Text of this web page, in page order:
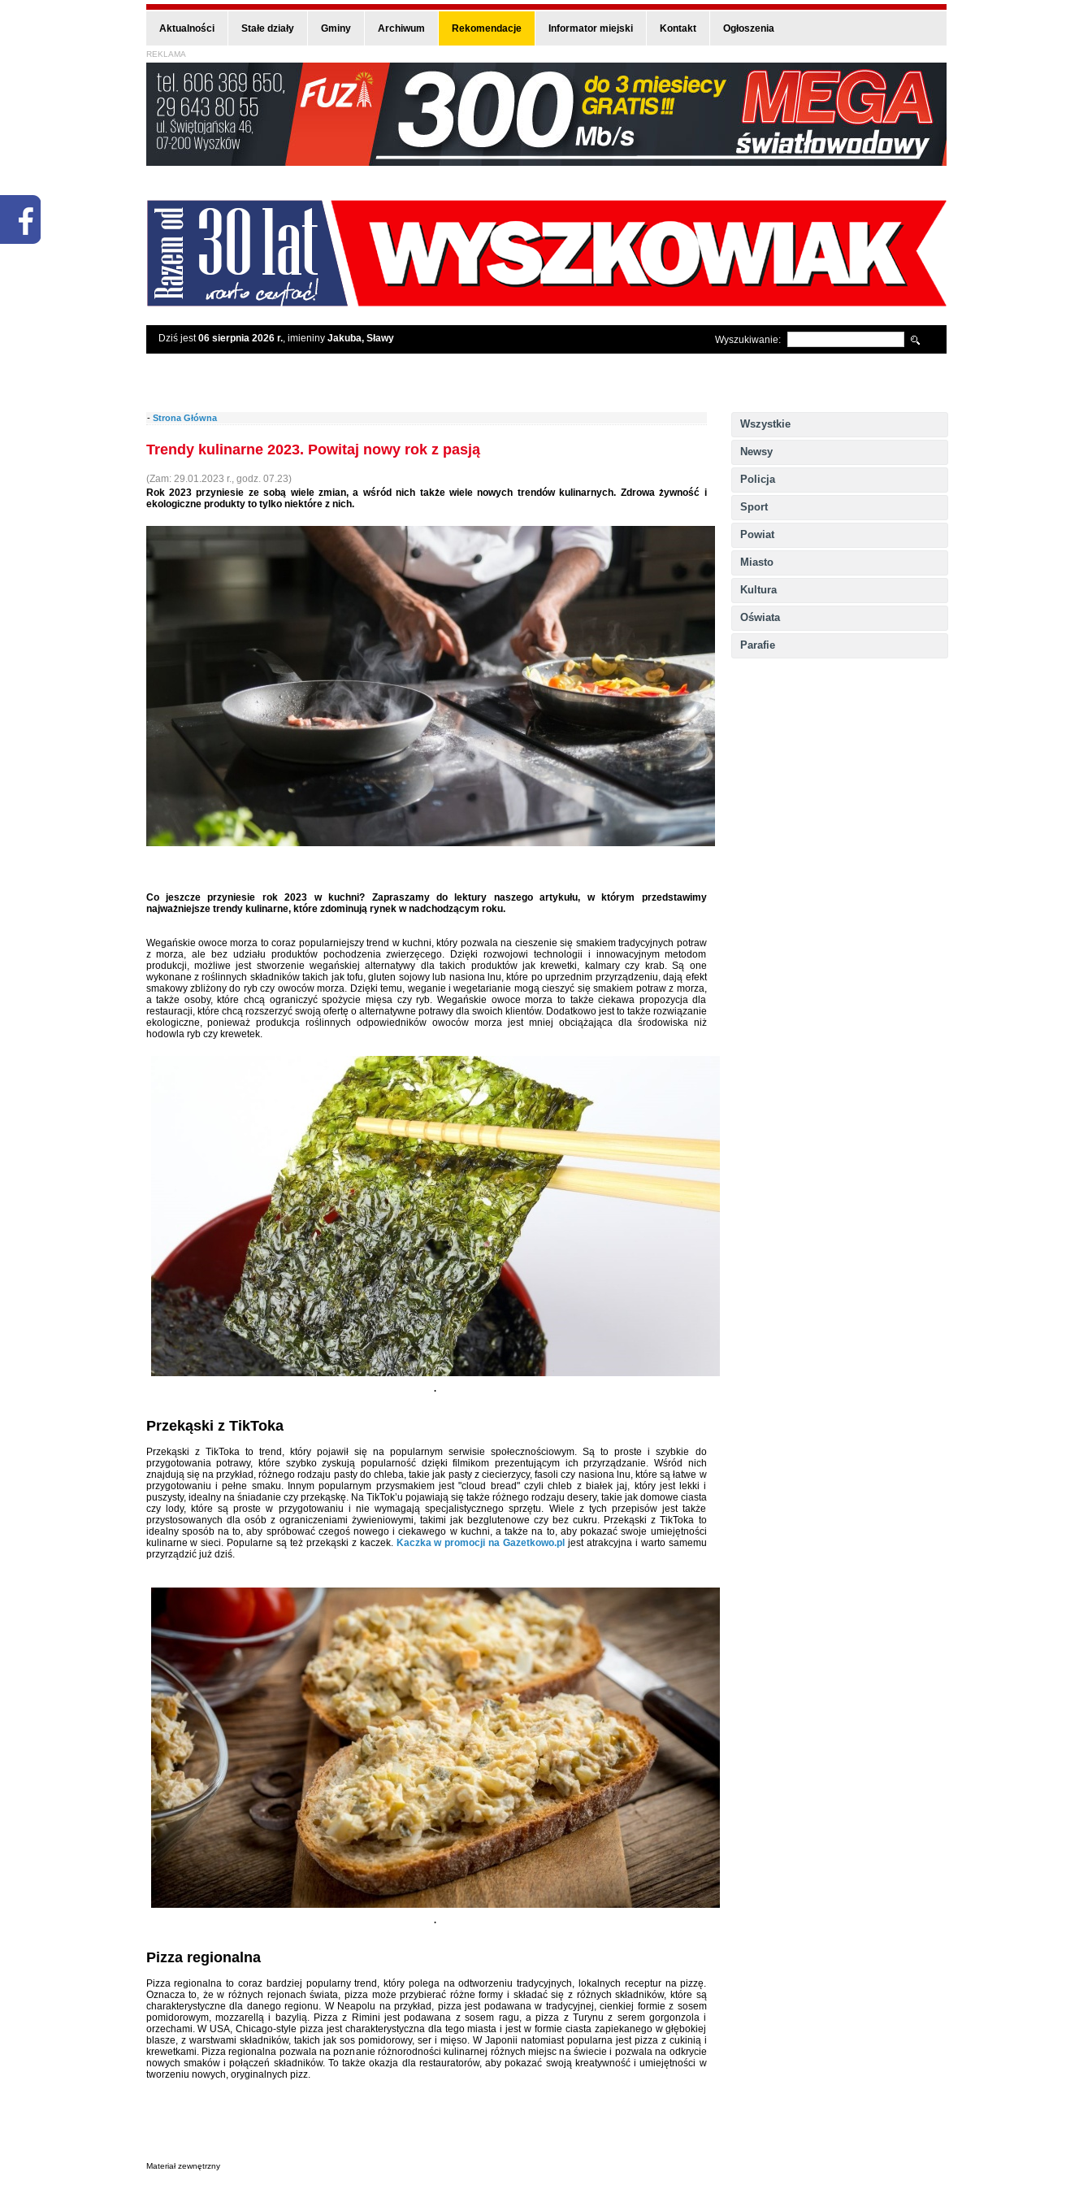
Aktualności Stałe działy Gminy Archiwum Rekomendacje Informator miejski Kontakt Ogłoszenia
REKLAMA
Dziś jest06 sierpnia 2026 r., imieniny Jakuba, Sławy Wyszukiwanie:
Wszystkie
Newsy
Policja
Sport
Powiat
Miasto
Kultura
Oświata
Parafie
- Strona Główna
Trendy kulinarne 2023. Powitaj nowy rok z pasją
(Zam: 29.01.2023 r., godz. 07.23)
Rok 2023 przyniesie ze sobą wiele zmian, a wśród nich także wiele nowych trendów kulinarnych. Zdrowa żywność i
ekologiczne produkty to tylko niektóre z nich.
Co jeszcze przyniesie rok 2023 w kuchni? Zapraszamy do lektury naszego artykułu, w którym przedstawimy
najważniejsze trendy kulinarne, które zdominują rynek w nadchodzącym roku.
Wegańskie owoce morza to coraz popularniejszy trend w kuchni, który pozwala na cieszenie się smakiem tradycyjnych potraw
z morza, ale bez udziału produktów pochodzenia zwierzęcego. Dzięki rozwojowi technologii i innowacyjnym metodom
produkcji, możliwe jest stworzenie wegańskiej alternatywy dla takich produktów jak krewetki, kalmary czy krab. Są one
wykonane z roślinnych składników takich jak tofu, gluten sojowy lub nasiona lnu, które po uprzednim przyrządzeniu, dają efekt
smakowy zbliżony do ryb czy owoców morza. Dzięki temu, weganie i wegetarianie mogą cieszyć się smakiem potraw z morza,
a także osoby, które chcą ograniczyć spożycie mięsa czy ryb. Wegańskie owoce morza to także ciekawa propozycja dla
restauracji, które chcą rozszerzyć swoją ofertę o alternatywne potrawy dla swoich klientów. Dodatkowo jest to także rozwiązanie
ekologiczne, ponieważ produkcja roślinnych odpowiedników owoców morza jest mniej obciążająca dla środowiska niż
hodowla ryb czy krewetek.
.
Przekąski z TikToka
Przekąski z TikToka to trend, który pojawił się na popularnym serwisie społecznościowym. Są to proste i szybkie do
przygotowania potrawy, które szybko zyskują popularność dzięki filmikom prezentującym ich przyrządzanie. Wśród nich
znajdują się na przykład, różnego rodzaju pasty do chleba, takie jak pasty z ciecierzycy, fasoli czy nasiona lnu, które są łatwe w
przygotowaniu i pełne smaku. Innym popularnym przysmakiem jest "cloud bread" czyli chleb z białek jaj, który jest lekki i
puszysty, idealny na śniadanie czy przekąskę. Na TikTok’u pojawiają się także różnego rodzaju desery, takie jak domowe ciasta
czy lody, które są proste w przygotowaniu i nie wymagają specjalistycznego sprzętu. Wiele z tych przepisów jest także
przystosowanych dla osób z ograniczeniami żywieniowymi, takimi jak bezglutenowe czy bez cukru. Przekąski z TikToka to
idealny sposób na to, aby spróbować czegoś nowego i ciekawego w kuchni, a także na to, aby pokazać swoje umiejętności
kulinarne w sieci. Popularne są też przekąski z kaczek. Kaczka w promocji na Gazetkowo.pl jest atrakcyjna i warto samemu
przyrządzić już dziś.
.
Pizza regionalna
Pizza regionalna to coraz bardziej popularny trend, który polega na odtworzeniu tradycyjnych, lokalnych receptur na pizzę.
Oznacza to, że w różnych rejonach świata, pizza może przybierać różne formy i składać się z różnych składników, które są
charakterystyczne dla danego regionu. W Neapolu na przykład, pizza jest podawana w tradycyjnej, cienkiej formie z sosem
pomidorowym, mozzarellą i bazylią. Pizza z Rimini jest podawana z sosem ragu, a pizza z Turynu z serem gorgonzola i
orzechami. W USA, Chicago-style pizza jest charakterystyczna dla tego miasta i jest w formie ciasta zapiekanego w głębokiej
blasze, z warstwami składników, takich jak sos pomidorowy, ser i mięso. W Japonii natomiast popularna jest pizza z cukinią i
krewetkami. Pizza regionalna pozwala na poznanie różnorodności kulinarnej różnych miejsc na świecie i pozwala na odkrycie
nowych smaków i połączeń składników. To także okazja dla restauratorów, aby pokazać swoją kreatywność i umiejętności w
tworzeniu nowych, oryginalnych pizz.
Materiał zewnętrzny